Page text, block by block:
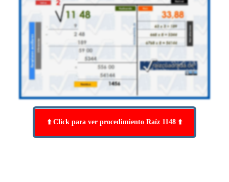
⬆️ Click para ver procedimiento Raíz 1148 ⬆️